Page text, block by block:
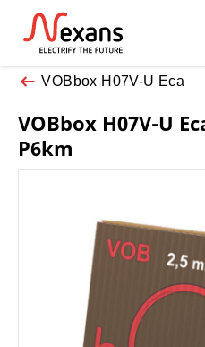
VOBbox H07V-U Eca
VOBbox H07V-U
P6km